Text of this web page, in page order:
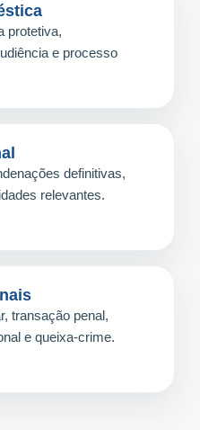
protetiva,
e processo
definitivas,
relevantes.
transação penal,
e queixa-crime.